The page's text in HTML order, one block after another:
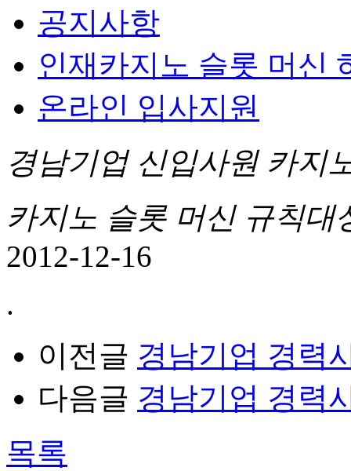
공지사항
인재카지노 슬롯 머신
온라인 입사지원
경남기업 신입사원 카지
카지노 슬롯 머신 규칙대
2012-12-16
.
이전글 경남기업 경력
다음글 경남기업 경력
목록